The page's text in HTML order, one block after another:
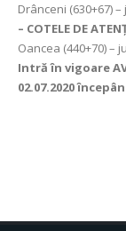
Drânceni (630+67) –
– COTELE DE
Oancea (440+70) –
Intră în vigoare
02.07.2020